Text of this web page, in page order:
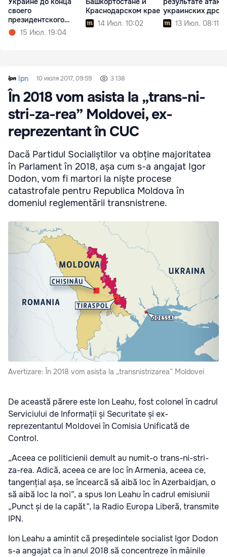
своего
президентского
срока15 Июл. 19:04
Краснодарском крае
14 Июл. 10:02
украинских
13 Июл. 08:11
Ipn 10 июля 2017, 09:59 3 138
În 2018 vom asista la „trans-ni-
stri-za-rea” Moldovei, ex-
reprezentant în CUC
Dacă Partidul Socialiștilor va obține majoritatea
în Parlament în 2018, așa cum s-a angajat Igor
Dodon, vom fi martori la niște procese
catastrofale pentru Republica Moldova în
domeniul reglementării transnistrene.
Avertizare: În 2018 vom asista la „transnistrizarea” Moldovei
De această părere este Ion Leahu, fost colonel în cadrul
Serviciului de Informații și Securitate și ex-
reprezentantul Moldovei în Comisia Unificată de
Control.
„Aceea ce politicienii demult au numit-o trans-ni-stri-
za-rea. Adică, aceea ce are loc în Armenia, aceea ce,
tangențial așa, se încearcă să aibă loc în Azerbaidjan, o
să aibă loc la noi”, a spus Ion Leahu în cadrul emisiunii
„Punct și de la capăt”, la Radio Europa Liberă, transmite
IPN.
Ion Leahu a amintit că președintele socialist Igor Dodon
s-a angajat ca în anul 2018 să concentreze în mâinile